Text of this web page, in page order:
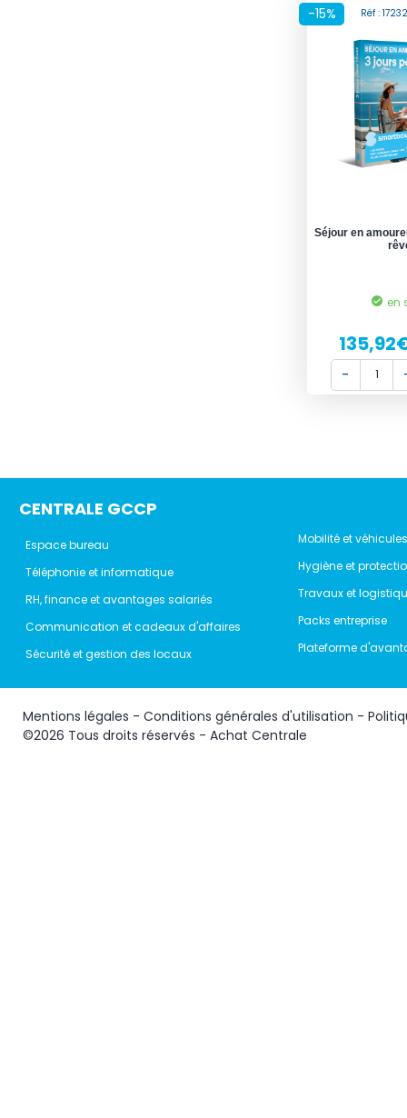
-15% Réf :
Séjour en
en
CENTRALE GCCP
Espace bureau
Téléphonie et informatique
RH, finance et avantages salariés
Communication et cadeaux d'affaires
Sécurité et gestion des locaux
Mobilité et véhicules
Hygiène et
Travaux et
Packs entreprise
Plateforme
Mentions légales - Conditions générales d'utilisation -
©2026 Tous droits réservés - Achat Centrale